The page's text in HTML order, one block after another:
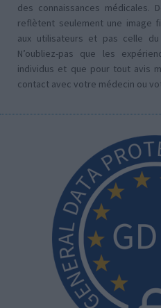
des connaissances médicales.
reflètent seulement une image
aux utilisateurs et pas celle
N’oubliez-pas que les
individus et que pour tout avis
contact avec votre médecin ou